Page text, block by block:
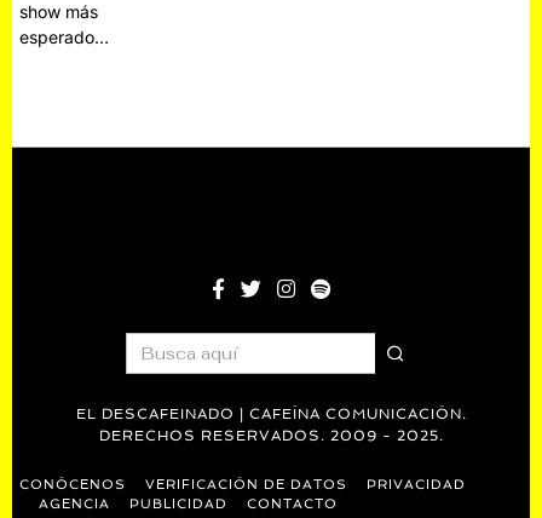
show más
esperado…
EL DESCAFEINADO | CAFEÍNA COMUNICACIÓN.
DERECHOS RESERVADOS. 2009 - 2025.
CONÓCENOS VERIFICACIÓN DE DATOS
PRIVACIDAD
AGENCIA
PUBLICIDAD CONTACTO